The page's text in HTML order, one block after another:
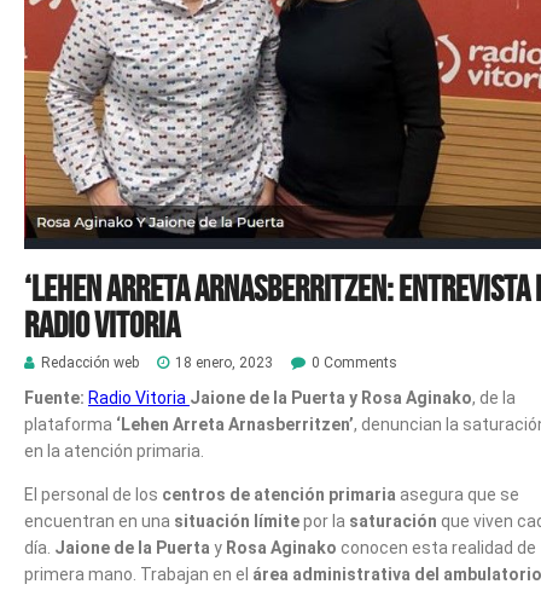
‘Lehen Arreta Arnasberritzen: Entrevista
Radio Vitoria
Redacción web 18 enero, 2023 0 Comments
Fuente: Radio Vitoria Jaione de la Puerta y Rosa Aginako, de la
plataforma ‘Lehen Arreta Arnasberritzen’, denuncian la
en la atención primaria.
El personal de los centros de atención primaria asegura que se
encuentran en una situación límitepor la saturación que viven
día. Jaione de la Puerta y Rosa Aginako conocen esta realidad de
primera mano. Trabajan en el área administrativa del ambulatorio